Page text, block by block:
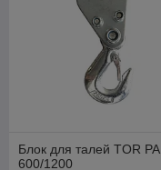
Блок для талей TOR РА
600/1200